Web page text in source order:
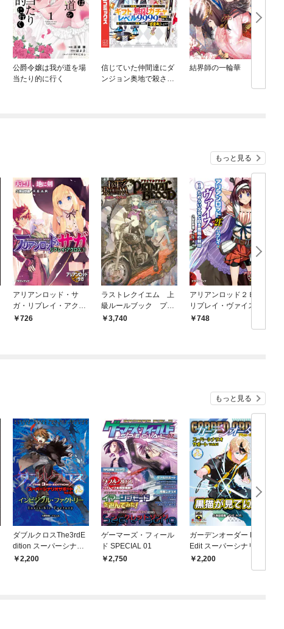
公爵令嬢は我が道を場
当たり的に行く
信じていた仲間達にダ
ンジョン奥地で殺され
結界師の一輪華
もっと見る
アリアンロッド・サ
ガ・リプレイ・アクロ
ス（１） 天に月、地
726
ラストレクイエム 上
級ルールブック プラ
イマルブラッド
3,740
アリアンロッド２Ｅ・
リプレイ・ヴァイス
（１） ためらい少女
748
もっと見る
ダブルクロスThe3rdE
dition スーパーシナリ
オサポート Vol.01 イン
2,200
ゲーマーズ・フィール
ド SPECIAL 01
2,750
ガーデンオーダー Re-
Edit スーパーシナリオ
サポート Vol.01 黒猫が
2,200